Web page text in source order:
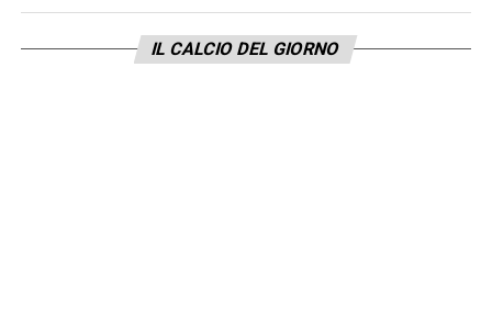
rischiano lo stop per l’errore sul gol annullato
IL CALCIO DEL GIORNO